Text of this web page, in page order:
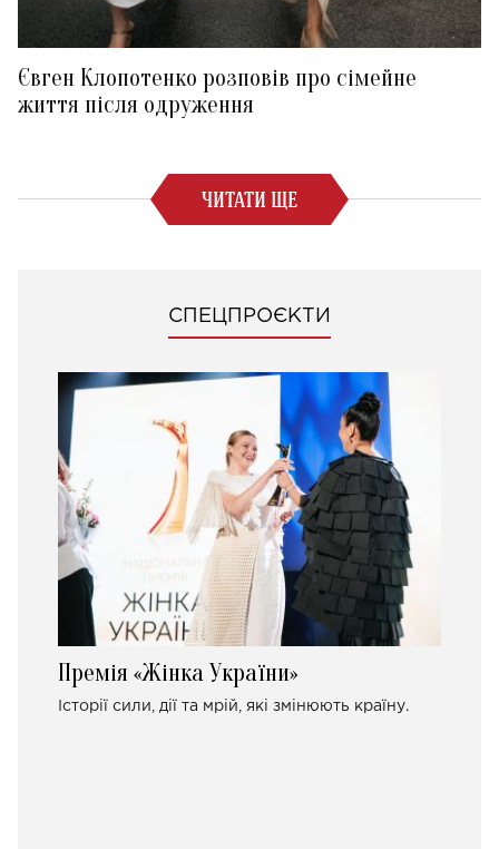
Євген Клопотенко розповів про сімейне
життя після одруження
ЧИТАТИ ЩЕ
СПЕЦПРОЄКТИ
Премія «Жінка України»
Історії сили, дії та мрій, які змінюють країну.